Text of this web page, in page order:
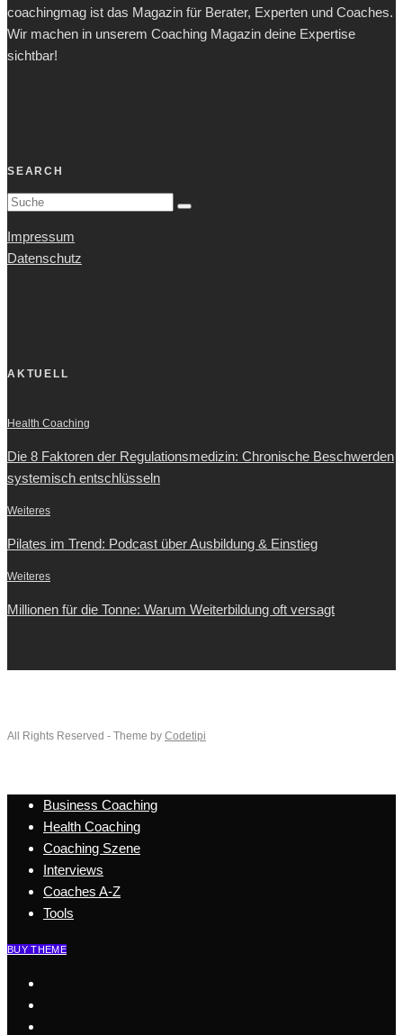
coachingmag ist das Magazin für Berater, Experten und Coaches.
Wir machen in unserem Coaching Magazin deine Expertise
sichtbar!
SEARCH
Impressum
Datenschutz
AKTUELL
Health Coaching
Die 8 Faktoren der Regulationsmedizin: Chronische Beschwerden
systemisch entschlüsseln
Weiteres
Pilates im Trend: Podcast über Ausbildung & Einstieg
Weiteres
Millionen für die Tonne: Warum Weiterbildung oft versagt
All Rights Reserved - Theme by Codetipi
Business Coaching
Health Coaching
Coaching Szene
Interviews
Coaches A-Z
Tools
BUY THEME